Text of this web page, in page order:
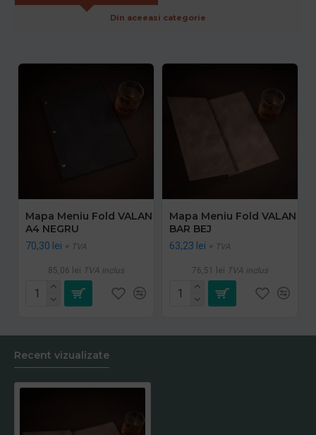
Din aceeasi categorie
Mapa Meniu Fold VALAN
A4 NEGRU
70,30 lei + TVA
85,06 lei TVA inclus
Mapa Meniu Fold VALAN
BAR BEJ
63,23 lei + TVA
76,51 lei TVA inclus
Recent vizualizate